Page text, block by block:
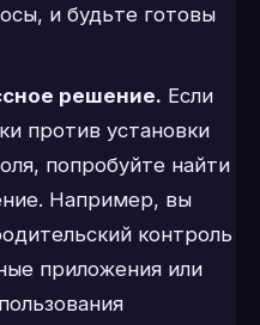
и будьте готовы
решение. Если
против установки
попробуйте найти
Например, вы
контроль
приложения или